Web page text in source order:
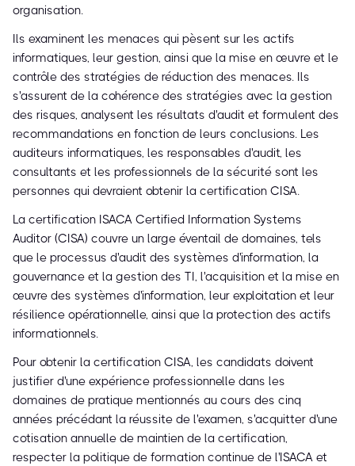
organisation.
Ils examinent les menaces qui pèsent sur les actifs
informatiques, leur gestion, ainsi que la mise en œuvre et le
contrôle des stratégies de réduction des menaces. Ils
s'assurent de la cohérence des stratégies avec la gestion
des risques, analysent les résultats d'audit et formulent des
recommandations en fonction de leurs conclusions. Les
auditeurs informatiques, les responsables d'audit, les
consultants et les professionnels de la sécurité sont les
personnes qui devraient obtenir la certification CISA.
La certification ISACA Certified Information Systems
Auditor (CISA) couvre un large éventail de domaines, tels
que le processus d'audit des systèmes d'information, la
gouvernance et la gestion des TI, l'acquisition et la mise en
œuvre des systèmes d'information, leur exploitation et leur
résilience opérationnelle, ainsi que la protection des actifs
informationnels.
Pour obtenir la certification CISA, les candidats doivent
justifier d'une expérience professionnelle dans les
domaines de pratique mentionnés au cours des cinq
années précédant la réussite de l'examen, s'acquitter d'une
cotisation annuelle de maintien de la certification,
respecter la politique de formation continue de l'ISACA et